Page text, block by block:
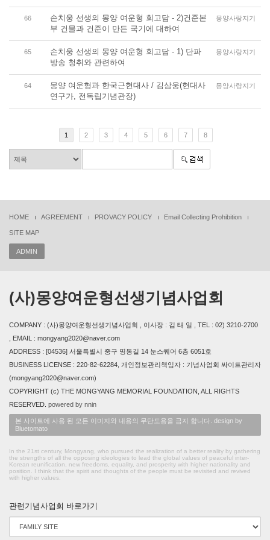
66
손치웅 선생의 몽양 여운형 회고담 - 2)건준본
부 건물과 건준이 만든 국기에 대하여
몽양사랑지기
65
손치웅 선생의 몽양 여운형 회고담 - 1) 단파
방송 청취와 관련하여
몽양사랑지기
64
몽양 여운형과 한국근현대사 / 김삼웅(현대사
연구가, 전독립기념관장)
몽양사랑지기
1 2 3 4 5 6 7 8
HOME AGREEMENT PROVACY POLICY Email Collecting Prohibition
SITE MAP
ADMIN
(사)몽양여운형선생기념사업회
COMPANY : (사)몽양여운형선생기념사업회 , 이사장 : 김 태 일 , TEL : 02) 3210-2700
, EMAIL : mongyang2020@naver.com
ADDRESS : [04536] 서울특별시 중구 명동길 14 눈스퀘어 6층 6051호
BUSINESS LICENSE : 220-82-62284, 개인정보관리책임자 : 기념사업회 싸이트관리자
(mongyang2020@naver.com)
COPYRIGHT (c) THE MONGYANG MEMORIAL FOUNDATION, ALL RIGHTS
RESERVED. powered by nnin
본 사이트에 사용 된 모든 이미지와 내용의 무단도용을 금지 합니다. design by
Bluetomato
In the 21st century, Mongyang, who pursued the realization of a better reality by gathering
the strengths of all the opposing ideologies to lead the global values of peaceful inter-
Korean reunification, new freedoms, equality, and prosperity with higher nationality and
position. I think that the spirit and thoughts of the people must be revisited and revived
with higher values.
관련기념사업회 바로가기